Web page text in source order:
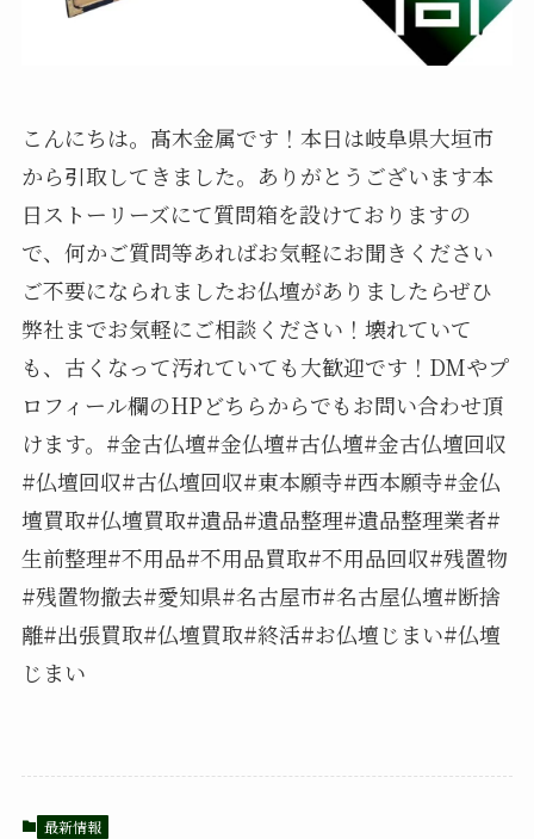
こんにちは。髙木金属です！本日は岐阜県大垣市
から引取してきました。ありがとうございます本
日ストーリーズにて質問箱を設けておりますの
で、何かご質問等あればお気軽にお聞きください
ご不要になられましたお仏壇がありましたらぜひ
弊社までお気軽にご相談ください！壊れていて
も、古くなって汚れていても大歓迎です！DMやプ
ロフィール欄のHPどちらからでもお問い合わせ頂
けます。#金古仏壇#金仏壇#古仏壇#金古仏壇回収
#仏壇回収#古仏壇回収#東本願寺#西本願寺#金仏
壇買取#仏壇買取#遺品#遺品整理#遺品整理業者#
生前整理#不用品#不用品買取#不用品回収#残置物
#残置物撤去#愛知県#名古屋市#名古屋仏壇#断捨
離#出張買取#仏壇買取#終活#お仏壇じまい#仏壇
じまい
最新情報